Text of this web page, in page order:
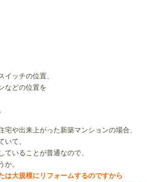
ッチの位置、
などの位置を
や出来上がった新築マンションの場合、
いて、
いることが普通なので、
。
は大規模にリフォームするのですから